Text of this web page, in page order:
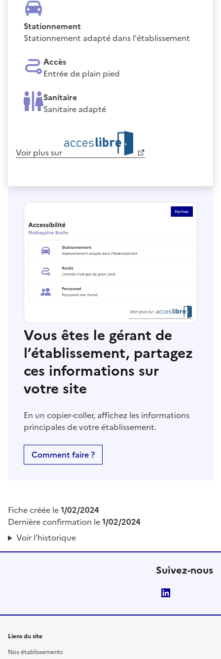
Stationnement
Stationnement adapté dans l'établissement
Accès
Entrée de plain pied
Sanitaire
Sanitaire adapté
Voir plus sur
Vous êtes le gérant de
l’établissement, partagez
ces informations sur
votre site
En un copier-coller, affichez les informations
principales de votre établissement.
Comment faire ?
Fiche créée le1/02/2024
Dernière confirmation le1/02/2024
Voir l'historique
Suivez-nous
Liens du site
Nos établissements